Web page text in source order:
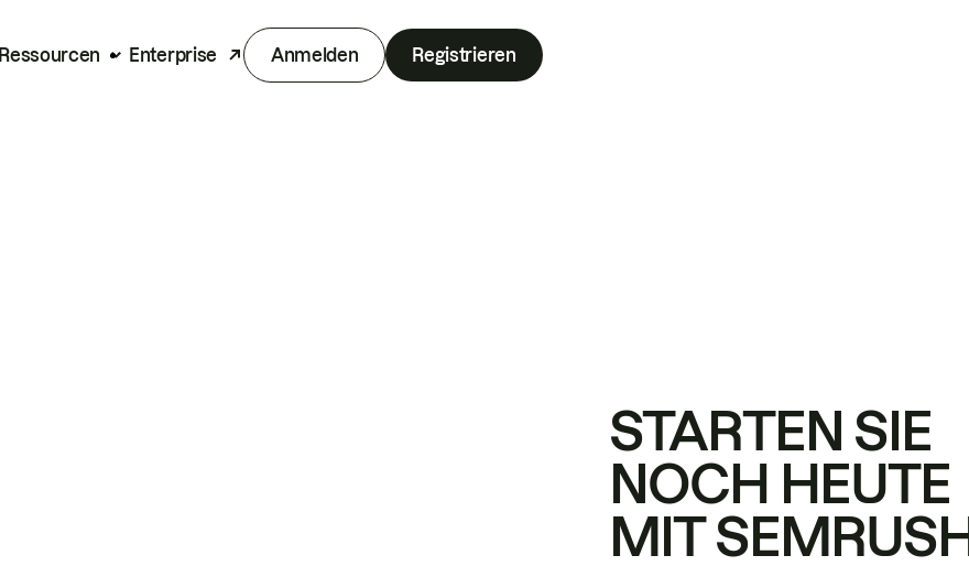
Ressourcen Enterprise Anmelden Registrieren
STARTEN SIE
NOCH HEUTE
MIT